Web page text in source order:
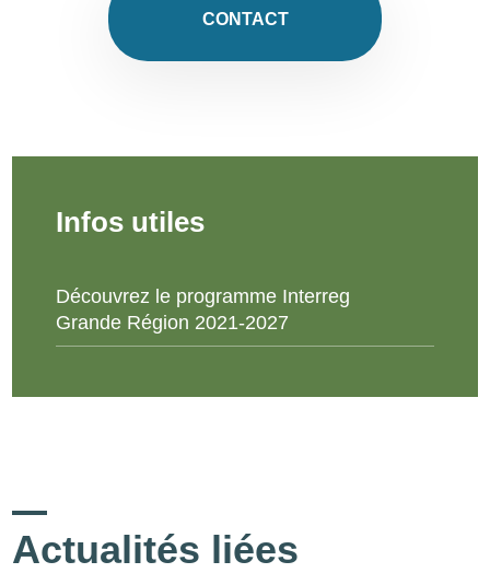
CONTACT
Infos utiles
Découvrez le programme Interreg
Grande Région 2021-2027
Actualités liées